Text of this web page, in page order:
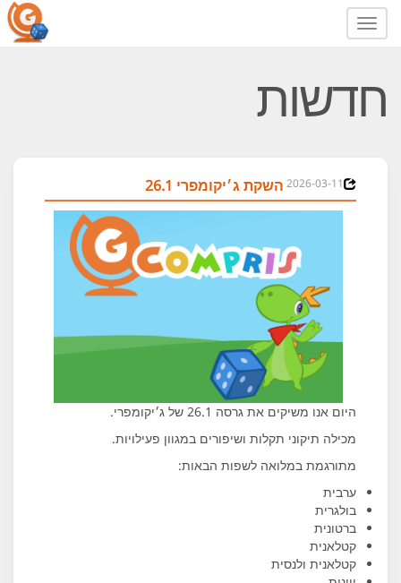
Toggle
navigation
חדשות
2026-03-11 השקת ג׳יקומפרי 26.1
היום אנו משיקים את גרסה 26.1 של ג׳יקומפרי.
מכילה תיקוני תקלות ושיפורים במגוון פעילויות.
מתורגמת במלואה לשפות הבאות:
ערבית
בולגרית
ברטונית
קטלאנית
קטלאנית ולנסית